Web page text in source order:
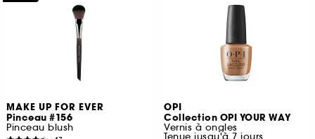
MAKE UP FOR EVER
Pinceau #156
Pinceau blush
OPI
Collection OPI YOUR WAY
Vernis à ongles
Tenue jusqu'à 7 jours